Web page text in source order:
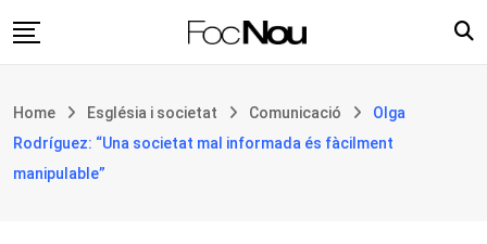
to
Filosofia i teologia
Cultura
Home Església i societat Comunicació
Olga
Rodríguez: “Una societat mal informada és fàcilment
manipulable”